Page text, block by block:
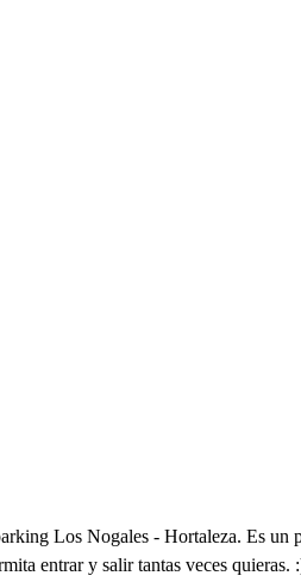
Los Nogales - Hortaleza. Es
entrar y salir tantas veces